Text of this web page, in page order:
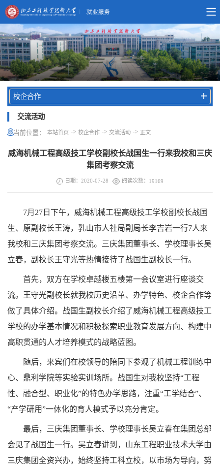
校企合作
交流活动
当前位置： 本站首页 -> 校企合作 -> 交流活动 -> 正文
威海机械工程高级技工学校副校长战国生一行来我校和三庆
集团考察交流
日期：2020-07-28 阅读次数： 19169
7月27日下午，威海机械工程高级技工学校副校长战国
生、原副校长王涛，乳山市人社局副局长李吉岩一行7人来
我校和三庆集团考察交流。三庆集团董事长、学校理事长吴
立春，副校长王守光等热情接待了战国生副校长一行。
首先，双方在学校卓越楼五楼第一会议室进行座谈交
流。王守光副校长就我校历史沿革、办学特色、校企合作等
做了具体介绍。战国生副校长介绍了威海机械工程高级技工
学校的办学基本情况和积极探索职业教育发展方向、构建中
高职贯通的人才培养模式的战略蓝图。
随后，来宾们在校领导的陪同下参观了机械工程训练中
心、鼎利学院等实验实训场所。战国生对我校坚持“工程
性、融合型、职业化”的特色办学思路，注重“工学结合”、
“产学研用”一体化的育人模式予以充分肯定。
最后，三庆集团董事长、学校理事长吴立春在集团总部
会见了战国生一行。吴立春讲到，山东工程职业技术大学由
三庆集团全资兴办，始终坚持工科立校，以市场为导向，努